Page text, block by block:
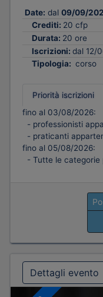
Date: dal 09/09/
Crediti: 20 cfp
Durata: 20 ore
Iscrizioni: dal 12/
Tipologia: corso
Priorità iscrizioni
fino al 03/08/2026:
- professionisti
- praticanti
fino al 05/08/2026:
- Tutte le categorie
Dettagli evento